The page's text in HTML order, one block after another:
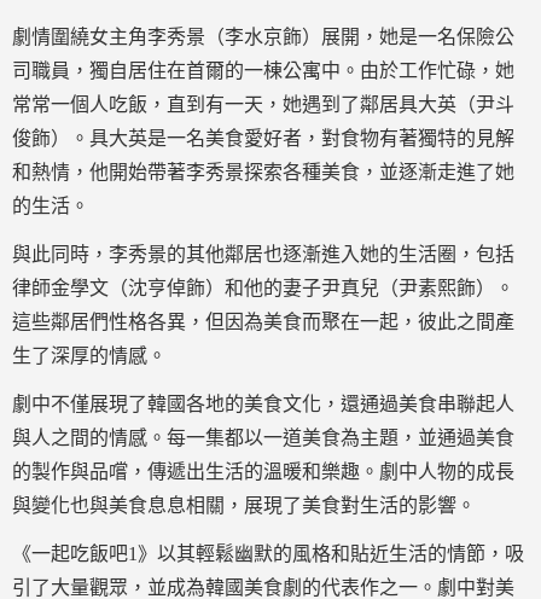
劇情圍繞女主角李秀景（李水京飾）展開，她是一名保險公
司職員，獨自居住在首爾的一棟公寓中。由於工作忙碌，她
常常一個人吃飯，直到有一天，她遇到了鄰居具大英（尹斗
俊飾）。具大英是一名美食愛好者，對食物有著獨特的見解
和熱情，他開始帶著李秀景探索各種美食，並逐漸走進了她
的生活。
與此同時，李秀景的其他鄰居也逐漸進入她的生活圈，包括
律師金學文（沈亨倬飾）和他的妻子尹真兒（尹素熙飾）。
這些鄰居們性格各異，但因為美食而聚在一起，彼此之間產
生了深厚的情感。
劇中不僅展現了韓國各地的美食文化，還通過美食串聯起人
與人之間的情感。每一集都以一道美食為主題，並通過美食
的製作與品嚐，傳遞出生活的溫暖和樂趣。劇中人物的成長
與變化也與美食息息相關，展現了美食對生活的影響。
《一起吃飯吧1》以其輕鬆幽默的風格和貼近生活的情節，吸
引了大量觀眾，並成為韓國美食劇的代表作之一。劇中對美